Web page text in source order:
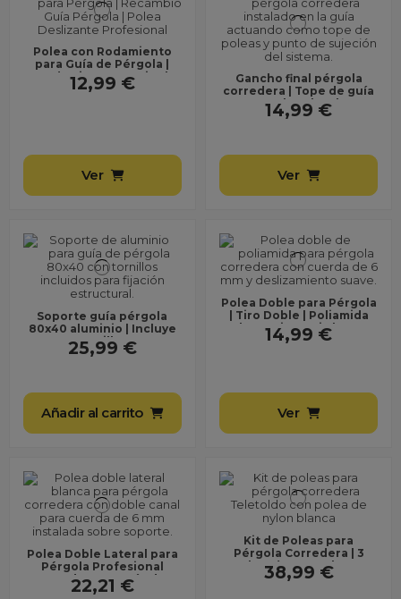
Polea con Rodamiento
para Guía de Pérgola |
Rodamiento Interior |
Recambio Profesional...
12,99 €
Ver
Gancho final pérgola
corredera | Tope de guía
para poleas | Incluye
regleta y tornillos
14,99 €
Ver
Soporte guía pérgola
80x40 aluminio | Incluye
tornillos
25,99 €
Añadir al carrito
Polea Doble para Pérgola
| Tiro Doble | Poliamida
Alta Resistencia | para
Cuerda Ø6 mm...
14,99 €
Ver
Polea Doble Lateral para
Pérgola Profesional
Grande ● Reenvío de
Cuerda 6 mm ● Alta...
22,21 €
Kit de Poleas para
Pérgola Corredera | 3
Poleas (2 Centrales + 1
Lateral) | para...
38,99 €